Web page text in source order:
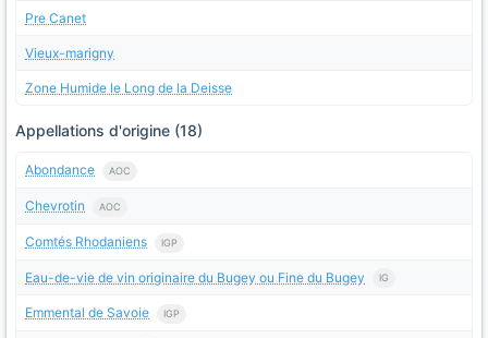
Pre Canet
Vieux-marigny
Zone Humide le Long de la Deisse
Appellations d'origine (18)
Abondance AOC
Chevrotin AOC
Comtés Rhodaniens IGP
Eau-de-vie de vin originaire du Bugey ou Fine du Bugey IG
Emmental de Savoie IGP